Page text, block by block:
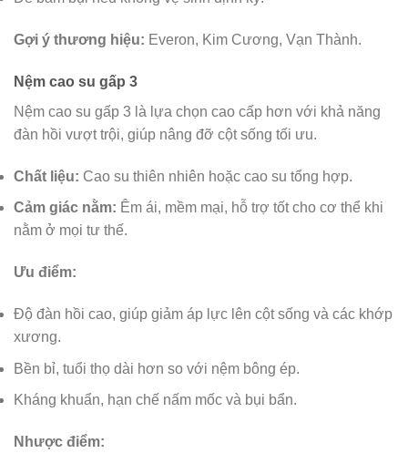
Gợi ý thương hiệu: Everon, Kim Cương, Vạn Thành.
Nệm cao su gấp 3
Nệm cao su gấp 3 là lựa chọn cao cấp hơn với khả năng
đàn hồi vượt trội, giúp nâng đỡ cột sống tối ưu.
Chất liệu: Cao su thiên nhiên hoặc cao su tổng hợp.
Cảm giác nằm: Êm ái, mềm mại, hỗ trợ tốt cho cơ thể khi
nằm ở mọi tư thế.
Ưu điểm:
Độ đàn hồi cao, giúp giảm áp lực lên cột sống và các khớp
xương.
Bền bỉ, tuổi thọ dài hơn so với nệm bông ép.
Kháng khuẩn, hạn chế nấm mốc và bụi bẩn.
Nhược điểm: